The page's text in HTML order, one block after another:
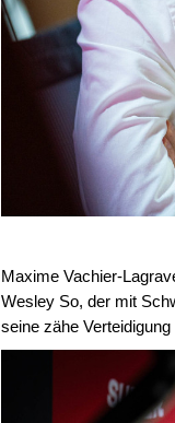
Maxime Vachier-
Wesley So, der mit
seine zähe